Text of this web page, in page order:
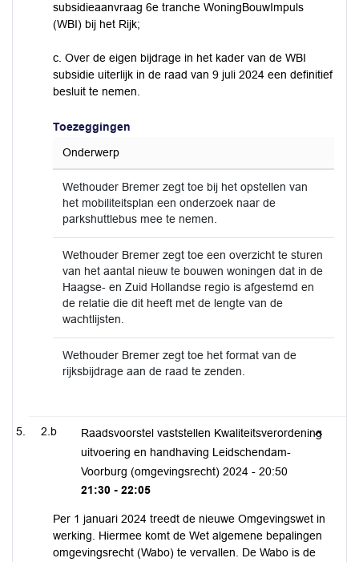
subsidieaanvraag 6e tranche WoningBouwImpuls
(WBI) bij het Rijk;
c. Over de eigen bijdrage in het kader van de WBI
subsidie uiterlijk in de raad van 9 juli 2024 een definitief
besluit te nemen.
Toezeggingen
Onderwerp
Wethouder Bremer zegt toe bij het opstellen van
het mobiliteitsplan een onderzoek naar de
parkshuttlebus mee te nemen.
Wethouder Bremer zegt toe een overzicht te sturen
van het aantal nieuw te bouwen woningen dat in de
Haagse- en Zuid Hollandse regio is afgestemd en
de relatie die dit heeft met de lengte van de
wachtlijsten.
Wethouder Bremer zegt toe het format van de
rijksbijdrage aan de raad te zenden.
2.b
Raadsvoorstel vaststellen Kwaliteitsverordening
uitvoering en handhaving Leidschendam-
Voorburg (omgevingsrecht) 2024 - 20:50
21:30 - 22:05
Per 1 januari 2024 treedt de nieuwe Omgevingswet in
werking. Hiermee komt de Wet algemene bepalingen
omgevingsrecht (Wabo) te vervallen. De Wabo is de